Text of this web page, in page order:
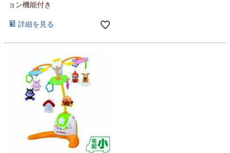
ョン機能付き
詳細を見る